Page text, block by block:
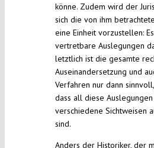
könne. Zudem wird der
sich die von ihm
eine Einheit vorzustellen:
vertretbare Auslegungen
letztlich ist die gesamte
Auseinandersetzung und
Verfahren nur dann
dass all diese
verschiedene Sichtweisen
sind.
Anders der Historiker, der